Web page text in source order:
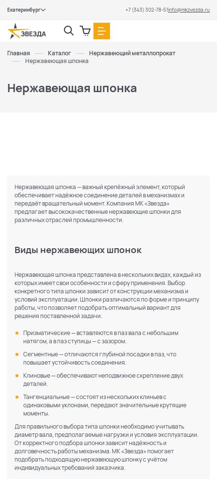
Екатеринбург +7 (343) 302-78-51info@mkzvezda.ru
Главная Каталог
Нержавеющий металлопрокат
Нержавеющая шпонка
Нержавеющая шпонка
Нержавеющая шпонка — важный крепёжный элемент, который
обеспечивает надёжное соединение деталей в механизмах и
передаёт вращательный момент. Компания МК «Звезда»
предлагает высококачественные нержавеющие шпонки для
различных отраслей промышленности.
Виды нержавеющих шпонок
Нержавеющая шпонка представлена в нескольких видах, каждый из
которых имеет свои особенности и сферу применения. Выбор
конкретного типа шпонки зависит от конструкции механизма и
условий эксплуатации. Шпонки различаются по форме и принципу
работы, что позволяет подобрать оптимальный вариант для
решения поставленной задачи.
Призматические — вставляются в паз вала с небольшим
натягом, а в паз ступицы — с зазором.
Сегментные — отличаются глубиной посадки в паз, что
повышает устойчивость соединения.
Клиновые — обеспечивают неподвижное скрепление двух
деталей.
Тангенциальные — состоят из нескольких клиньев с
одинаковыми уклонами, передают значительные крутящие
моменты.
Для правильного выбора типа шпонки необходимо учитывать
диаметр вала, предполагаемые нагрузки и условия эксплуатации.
От корректного подбора шпонки зависит надёжность и
долговечность работы механизма. МК «Звезда» помогает
подобрать подходящую нержавеющую шпонку с учётом
индивидуальных требований заказчика.